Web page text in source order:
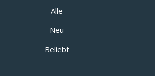
Alle
Neu
Beliebt